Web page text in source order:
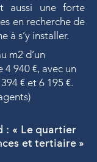
aussi une forte
en recherche de
à s’y installer.
m2 d’un
940 €, avec un
€ et 6 195 €.
: « Le quartier
et tertiaire »